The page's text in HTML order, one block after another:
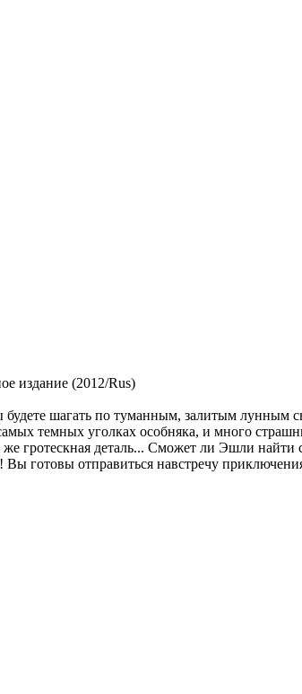
шагать по туманным, залитым лунным
темных уголках особняка, и много
гротескная деталь... Сможет ли Эшли
готовы отправиться навстречу